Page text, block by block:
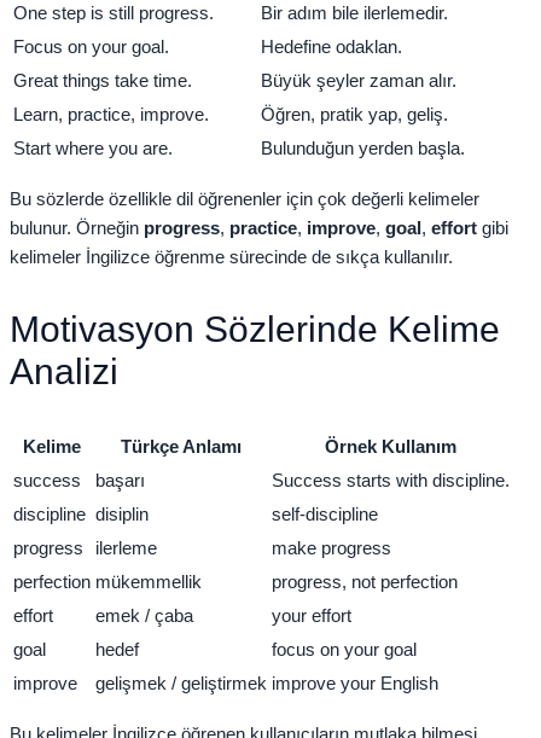
One step is still progress.
Bir adım bile ilerlemedir.
Focus on your goal.
Hedefine odaklan.
Great things take time.
Büyük şeyler zaman alır.
Learn, practice, improve.
Öğren, pratik yap, geliş.
Start where you are.
Bulunduğun yerden başla.
Bu sözlerde özellikle dil öğrenenler için çok değerli kelimeler
bulunur. Örneğin progress, practice, improve, goal, effort gibi
kelimeler İngilizce öğrenme sürecinde de sıkça kullanılır.
Motivasyon Sözlerinde Kelime
Analizi
Kelime Türkçe Anlamı
Örnek Kullanım
success
başarı
Success starts with discipline.
discipline disiplin
self-discipline
progress
ilerleme
make progress
perfection mükemmellik
progress, not perfection
effort
emek / çaba
your effort
goal
hedef
focus on your goal
improve
gelişmek / geliştirmek improve your English
Bu kelimeler İngilizce öğrenen kullanıcıların mutlaka bilmesi